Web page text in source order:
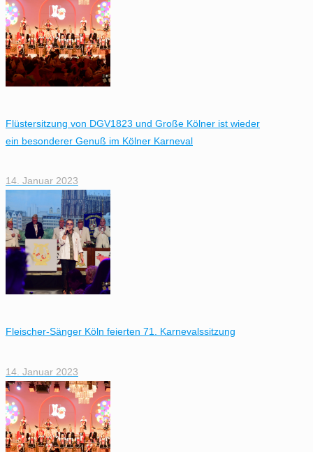
Flüstersitzung von DGV1823 und Große Kölner ist wieder
ein besonderer Genuß im Kölner Karneval
14. Januar 2023
Fleischer-Sänger Köln feierten 71. Karnevalssitzung
14. Januar 2023